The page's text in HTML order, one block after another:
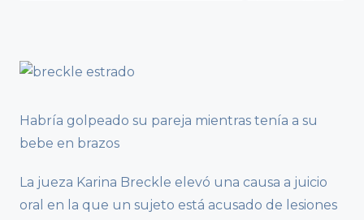
Habría golpeado su pareja mientras tenía a su
bebe en brazos
La jueza Karina Breckle elevó una causa a juicio
oral en la que un sujeto está acusado de lesiones